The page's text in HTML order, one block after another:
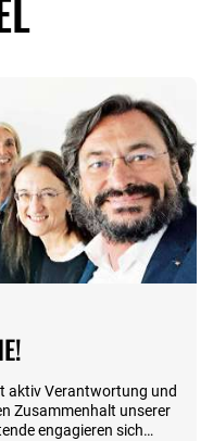
aktiv Verantwortung und
Zusammenhalt unserer
engagieren sich